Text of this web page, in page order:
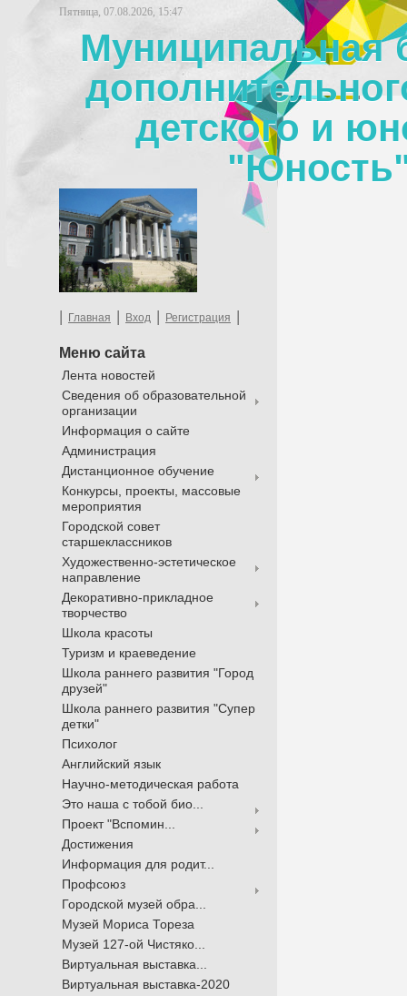
Пятница, 07.08.2026, 15:47
Муниципальная
детского и
| Главная | Вход | Регистрация |
Меню сайта
Лента новостей
Сведения об образовательной
организации
Информация о сайте
Администрация
Дистанционное обучение
Конкурсы, проекты, массовые
мероприятия
Городской совет
старшеклассников
Художественно-эстетическое
направление
Декоративно-прикладное
творчество
Школа красоты
Туризм и краеведение
Школа раннего развития "Город
друзей"
Школа раннего развития "Супер
детки"
Психолог
Английский язык
Научно-методическая работа
Это наша с тобой био...
Проект "Вспомин...
Достижения
Информация для родит...
Профсоюз
Городской музей обра...
Музей Мориса Тореза
Музей 127-ой Чистяко...
Виртуальная выставка...
Виртуальная выставка-2020